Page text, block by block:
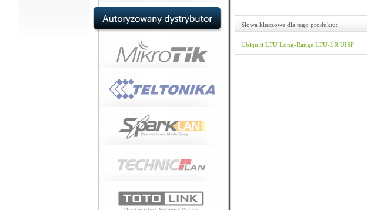
Słowa kluczowe dla tego produktu:
Ubiquiti LTU Long-Range LTU-LR UISP